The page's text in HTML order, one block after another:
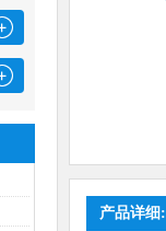
产品详细: